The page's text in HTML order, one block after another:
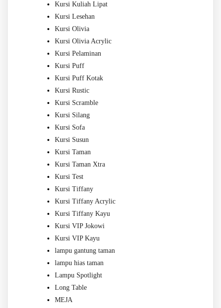
Kursi Kuliah Lipat
Kursi Lesehan
Kursi Olivia
Kursi Olivia Acrylic
Kursi Pelaminan
Kursi Puff
Kursi Puff Kotak
Kursi Rustic
Kursi Scramble
Kursi Silang
Kursi Sofa
Kursi Susun
Kursi Taman
Kursi Taman Xtra
Kursi Test
Kursi Tiffany
Kursi Tiffany Acrylic
Kursi Tiffany Kayu
Kursi VIP Jokowi
Kursi VIP Kayu
lampu gantung taman
lampu hias taman
Lampu Spotlight
Long Table
MEJA